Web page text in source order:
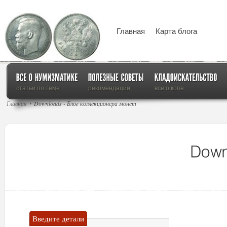
Главная Карта блога
статьи по теме рекомендации все о копе
Главная Downloads - Блог коллекционера монет
Введите детали